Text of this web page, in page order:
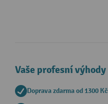
Vaše profesní výhody
Doprava zdarma od 1300 Kč